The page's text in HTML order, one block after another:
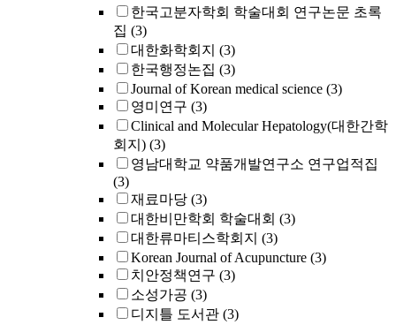
한국고분자학회 학술대회 연구논문 초록
집 (3)
대한화학회지 (3)
한국행정논집 (3)
Journal of Korean medical science (3)
영미연구 (3)
Clinical and Molecular Hepatology(대한간학
회지) (3)
영남대학교 약품개발연구소 연구업적집
(3)
재료마당 (3)
대한비만학회 학술대회 (3)
대한류마티스학회지 (3)
Korean Journal of Acupuncture (3)
치안정책연구 (3)
소성가공 (3)
디지틀 도서관 (3)